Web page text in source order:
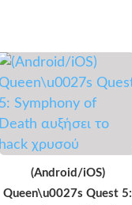
(Android/iOS)
Queen\u0027s Quest 5: